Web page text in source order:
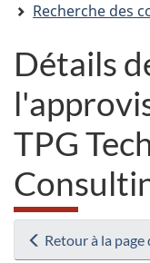
Recherche des
Détails
TPG
Retour à la page